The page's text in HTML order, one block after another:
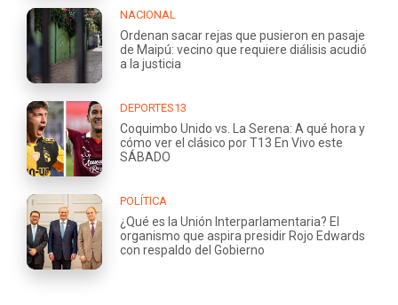
NACIONAL
Ordenan sacar rejas que pusieron en pasaje
de Maipú: vecino que requiere diálisis acudió
a la justicia
DEPORTES13
Coquimbo Unido vs. La Serena: A qué hora y
cómo ver el clásico por T13 En Vivo este
SÁBADO
POLÍTICA
¿Qué es la Unión Interparlamentaria? El
organismo que aspira presidir Rojo Edwards
con respaldo del Gobierno